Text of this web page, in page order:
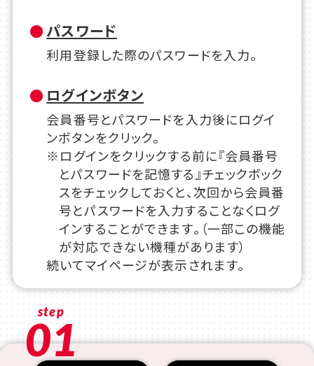
パスワード
利用登録した際のパスワードを入力。
ログインボタン
会員番号とパスワードを入力後にログイ
ンボタンをクリック。
※ログインをクリックする前に『会員番号
とパスワードを記憶する』チェックボック
スをチェックしておくと、次回から会員番
号とパスワードを入力することなくログ
インすることができます。（一部この機能
が対応できない機種があります）
続いてマイページが表示されます。
step
01